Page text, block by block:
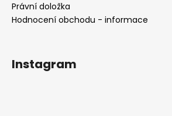
Právní doložka
Hodnocení obchodu - informace
Instagram